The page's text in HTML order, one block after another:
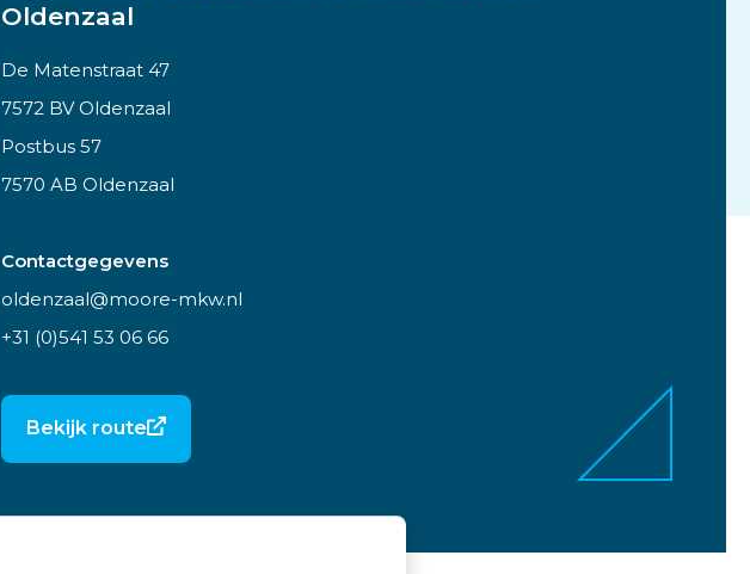
Oldenzaal
De Matenstraat 47
7572 BV Oldenzaal
Postbus 57
7570 AB Oldenzaal
Contactgegevens
oldenzaal@moore-mkw.nl
+31 (0)541 53 06 66
Bekijk route